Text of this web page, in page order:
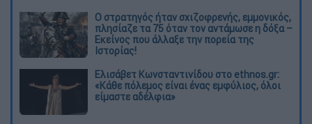
O στρατηγός ήταν σχιζοφρενής, εμμονικός,
πλησίαζε τα 75 όταν τον αντάμωσε η δόξα –
Εκείνος που άλλαξε την πορεία της
Ιστορίας!
Ελισάβετ Κωνσταντινίδου στο ethnos.gr:
«Κάθε πόλεμος είναι ένας εμφύλιος, όλοι
είμαστε αδέλφια»